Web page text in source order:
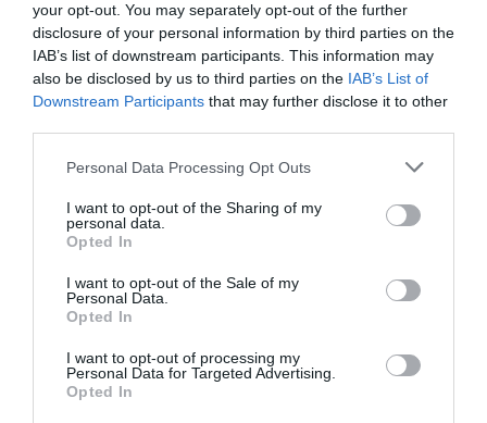
your opt-out. You may separately opt-out of the further
disclosure of your personal information by third parties on the
IAB’s list of downstream participants. This information may
also be disclosed by us to third parties on the IAB’s List of
Downstream Participants that may further disclose it to other
Personal Data Processing Opt Outs
I want to opt-out of the Sharing of my
personal data.
Opted In
I want to opt-out of the Sale of my
Personal Data.
Opted In
I want to opt-out of processing my
Personal Data for Targeted Advertising.
Opted In